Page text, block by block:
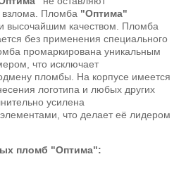
Пломба "Оптима"
высочайшим качеством. Пломба
без применения специального
промаркирована уникальным
что исключает
пломбы. На корпусе имеется
логотипа и любых других
усилена
что делает её лидером
пломб "Оптима":